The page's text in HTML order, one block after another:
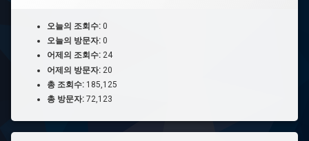
오늘의 조회수: 0
오늘의 방문자: 0
어제의 조회수: 24
어제의 방문자: 20
총 조회수: 185,125
총 방문자: 72,123